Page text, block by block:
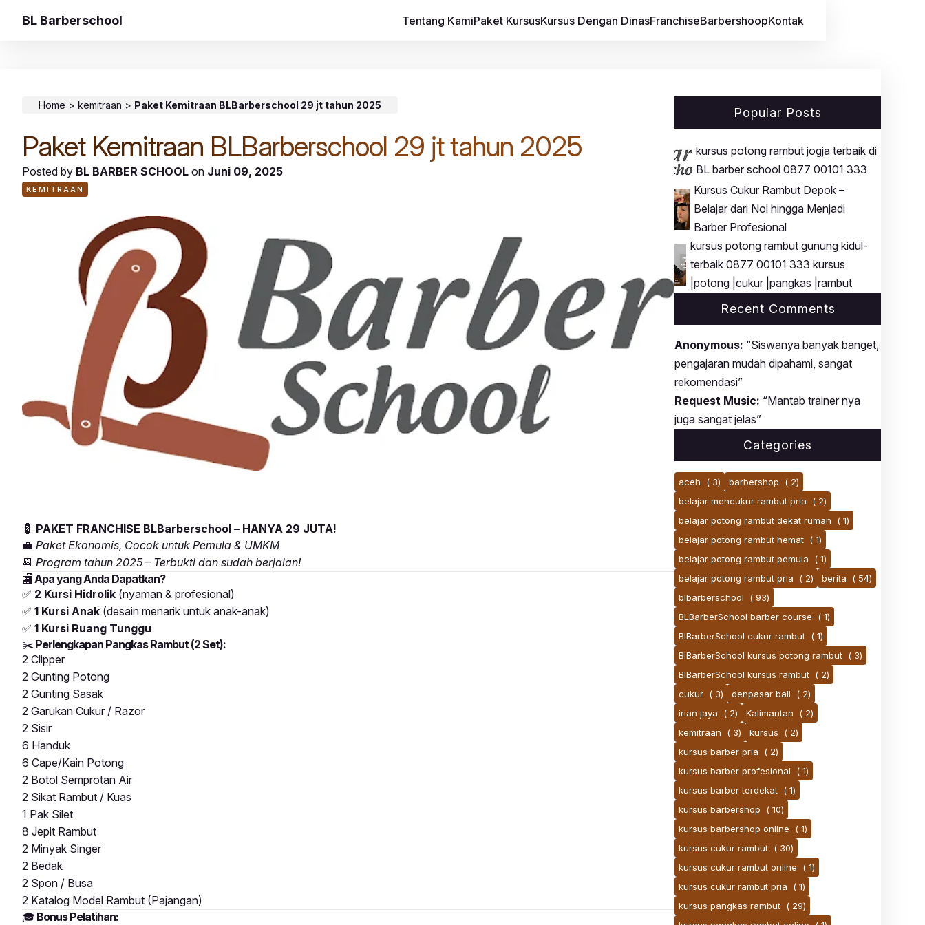
BL Barberschool Tentang KamiPaket KursusKursus Dengan DinasFranchiseBarbershoopKontak
Home > kemitraan > Paket Kemitraan BLBarberschool 29 jt tahun 2025
Paket Kemitraan BLBarberschool 29 jt tahun 2025
Posted by BL BARBER SCHOOL on Juni 09, 2025
KEMITRAAN
💈 PAKET FRANCHISE BLBarberschool – HANYA 29 JUTA!
💼 Paket Ekonomis, Cocok untuk Pemula & UMKM
📆 Program tahun 2025 – Terbukti dan sudah berjalan!
🏬 Apa yang Anda Dapatkan?
✅ 2 Kursi Hidrolik (nyaman & profesional)
✅ 1 Kursi Anak (desain menarik untuk anak-anak)
✅ 1 Kursi Ruang Tunggu
✂️Perlengkapan Pangkas Rambut (2 Set):
2 Clipper
2 Gunting Potong
2 Gunting Sasak
2 Garukan Cukur / Razor
2 Sisir
6 Handuk
6 Cape/Kain Potong
2 Botol Semprotan Air
2 Sikat Rambut / Kuas
1 Pak Silet
8 Jepit Rambut
2 Minyak Singer
2 Bedak
2 Spon / Busa
2 Katalog Model Rambut (Pajangan)
🎓 Bonus Pelatihan:
Popular Posts
kursus potong rambut jogja terbaik di
BL barber school 0877 00101 333
Kursus Cukur Rambut Depok –
Belajar dari Nol hingga Menjadi
Barber Profesional
kursus potong rambut gunung kidul-
terbaik 0877 00101 333 kursus
|potong |cukur |pangkas |rambut
Recent Comments
Anonymous: “Siswanya banyak banget,
pengajaran mudah dipahami, sangat
rekomendasi”
Request Music: “Mantab trainer nya
juga sangat jelas”
Categories
aceh ( 3) barbershop
( 2)
belajar mencukur rambut pria
( 2)
belajar potong rambut dekat rumah
( 1)
belajar potong rambut hemat ( 1)
belajar potong rambut pemula
( 1)
belajar potong rambut pria
( 2) berita
( 54)
blbarberschool
( 93)
BLBarberSchool barber course
( 1)
BlBarberSchool cukur rambut ( 1)
BlBarberSchool kursus potong rambut ( 3)
BlBarberSchool kursus rambut ( 2)
cukur ( 3) denpasar bali
( 2)
irian jaya
( 2) Kalimantan
( 2)
kemitraan
( 3) kursus
( 2)
kursus barber pria
( 2)
kursus barber profesional
( 1)
kursus barber terdekat ( 1)
kursus barbershop
( 10)
kursus barbershop online
( 1)
kursus cukur rambut ( 30)
kursus cukur rambut online
( 1)
kursus cukur rambut pria
( 1)
kursus pangkas rambut ( 29)